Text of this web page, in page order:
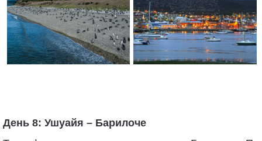
День 8: Ушуайя – Барилоче